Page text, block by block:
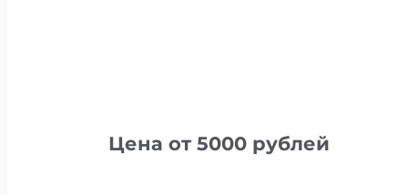
Цена от 5000 рублей